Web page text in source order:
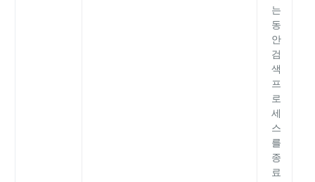
는
동
안
검
색
프
로
세
스
를
종
료